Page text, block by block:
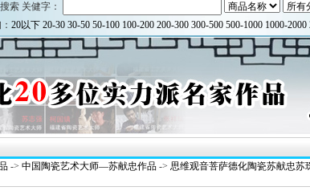
索 关健字：
20以下 20-30 30-50 50-100 100-200 200-300 300-500 500-1000 1000-2000
-> 中国陶瓷艺术大师—苏献忠作品 -> 思维观音菩萨德化陶瓷苏献忠苏